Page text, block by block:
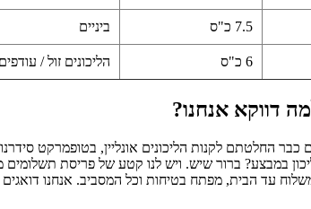
7.5 כ"ס ביניים
6 כ"ס הליכונים זול / עודפים
דווקא אנחנו?
כבר החלטתם לקנות הליכונים אונליין, בטופמרקט
עד הבית, מפתח בטיחות וכל המסביב. אנחנו